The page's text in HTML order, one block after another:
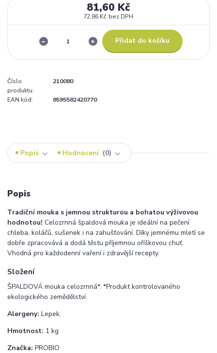
81,60 Kč
72,86 Kč bez DPH
Přidat do košíku
Číslo
produktu:
210080
EAN kód: 8595582420770
Popis Hodnocení 0
Popis
Tradiční mouka s jemnou strukturou a bohatou výživovou
hodnotou! Celozrnná špaldová mouka je ideální na pečení
chleba, koláčů, sušenek i na zahušťování. Díky jemnému mletí se
dobře zpracovává a dodá těstu příjemnou oříškovou chuť.
Vhodná pro každodenní vaření i zdravější recepty.
Složení
ŠPALDOVÁ mouka celozrnná*. *Produkt kontrolovaného
ekologického zemědělství.
Alergeny: Lepek.
Hmotnost: 1 kg
Značka: PROBIO